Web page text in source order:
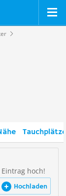
hoch!
Hochladen